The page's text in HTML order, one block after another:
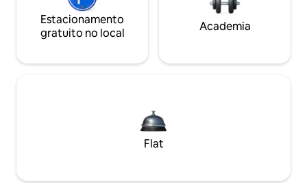
Estacionamento
gratuito no local
Academia
Flat